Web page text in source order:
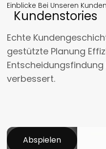
Einblicke Bei Unseren
Kundenstories
Echte
gestützte Planung
verbessert.
Abspielen